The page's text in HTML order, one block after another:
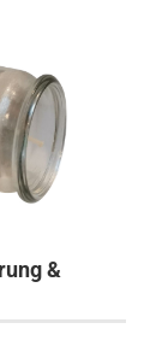
&